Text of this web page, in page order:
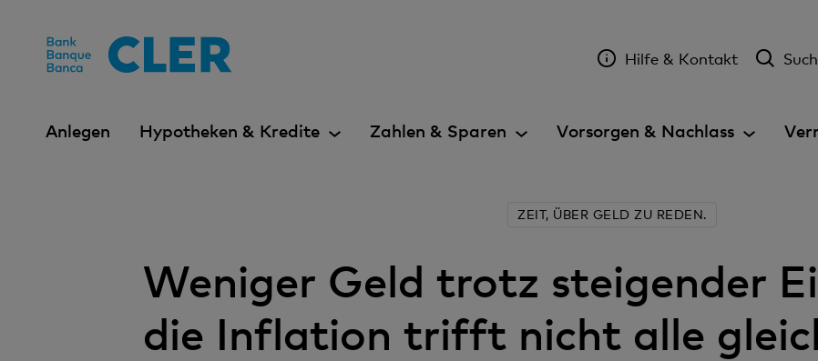
Hilfe & Kontakt
Anlegen Hypotheken & Kredite Zahlen & Sparen Vorsorgen & Nachlass
ZEIT, ÜBER GELD ZU REDEN.
Weniger Geld trotz steigender
die Inflation trifft nicht alle